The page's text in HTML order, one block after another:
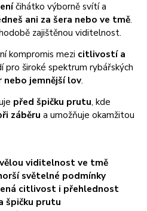
čihátko výborně svítí a
ani za šera nebo ve tmě.
zajištěnou viditelnost.
kompromis mezi citlivostí a
pro široké spektrum rybářských
nebo jemnější lov.
před špičku prutu, kde
záběru a umožňuje okamžitou
viditelnost ve tmě
světelné podmínky
citlivost i přehlednost
špičku prutu